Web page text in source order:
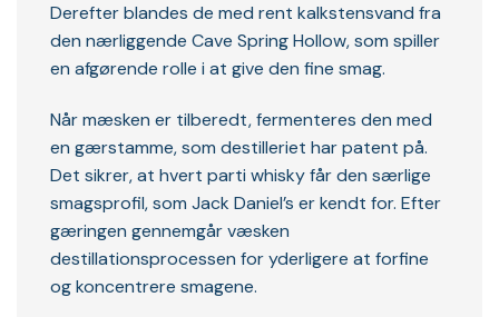
Derefter blandes de med rent kalkstensvand fra
den nærliggende Cave Spring Hollow, som spiller
en afgørende rolle i at give den fine smag.
Når mæsken er tilberedt, fermenteres den med
en gærstamme, som destilleriet har patent på.
Det sikrer, at hvert parti whisky får den særlige
smagsprofil, som Jack Daniel’s er kendt for. Efter
gæringen gennemgår væsken
destillationsprocessen for yderligere at forfine
og koncentrere smagene.